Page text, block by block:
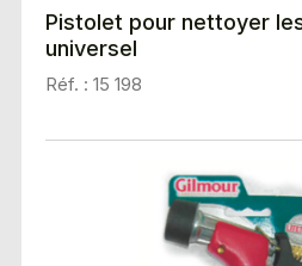
Pistolet pour nettoyer
universel
Réf. : 15 198